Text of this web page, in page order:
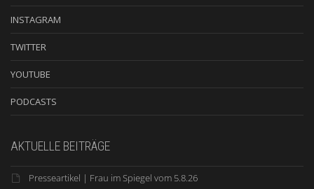
INSTAGRAM
TWITTER
YOUTUBE
PODCASTS
AKTUELLE BEITRÄGE
Presseartikel | Frau im Spiegel vom 5.8.26